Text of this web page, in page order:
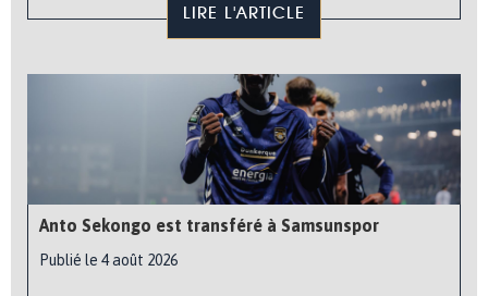
LIRE L'ARTICLE
Anto Sekongo est transféré à Samsunspor
Publié le 4 août 2026